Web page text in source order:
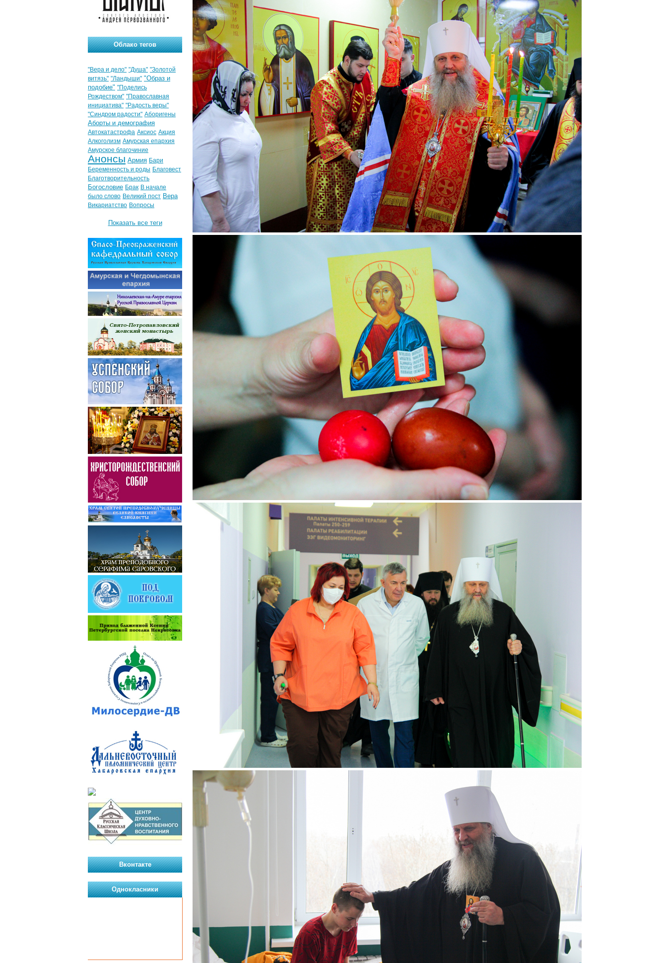
Облако тегов
"Вера и дело" "Душа" "Золотой
витязь" "Ландыши" "Образ и
подобие" "Поделись
Рождеством" "Православная
инициатива" "Радость веры"
"Синдром радости" Аборигены
Аборты и демография
Автокатастрофа Аксиос Акция
Алкоголизм Амурская епархия
Амурское благочиние
Анонсы Армия Бари
Беременность и роды Благовест
Благотворительность
Богословие Брак В начале
было слово Великий пост Вера
Викариатство Вопросы
Показать все теги
Вконтакте
Однокласники